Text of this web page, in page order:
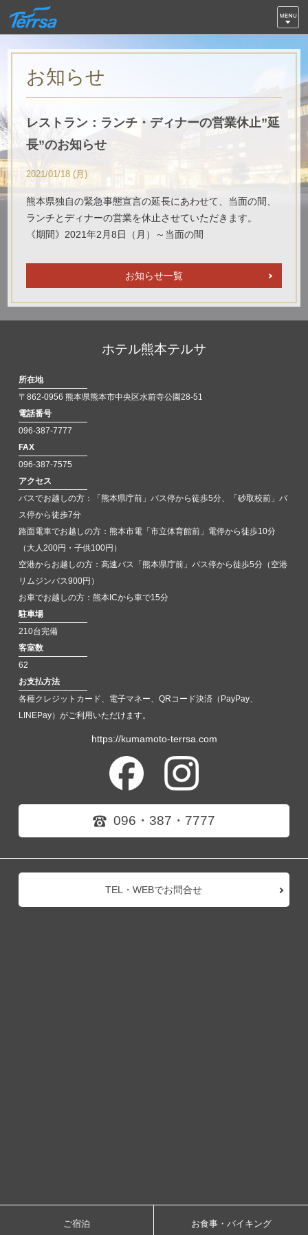
お知らせ
レストラン：ランチ・ディナーの営業休止”延
長”のお知らせ
2021/01/18 (月)
熊本県独自の緊急事態宣言の延長にあわせて、当面の間、
ランチとディナーの営業を休止させていただきます。
《期間》2021年2月8日（月）～当面の間
お知らせ一覧
ホテル熊本テルサ
所在地
〒862-0956 熊本県熊本市中央区水前寺公園28-51
電話番号
096-387-7777
FAX
096-387-7575
アクセス
バスでお越しの方：「熊本県庁前」バス停から徒歩5分、「砂取校前」バ
ス停から徒歩7分
路面電車でお越しの方：熊本市電「市立体育館前」電停から徒歩10分
（大人200円・子供100円）
空港からお越しの方：高速バス「熊本県庁前」バス停から徒歩5分（空港
リムジンバス900円）
お車でお越しの方：熊本ICから車で15分
駐車場
210台完備
客室数
62
お支払方法
各種クレジットカード、電子マネー、QRコード決済（PayPay、
LINEPay）がご利用いただけます。
https://kumamoto-terrsa.com
096・387・7777
TEL・WEBでお問合せ
ご宿泊 お食事・バイキング